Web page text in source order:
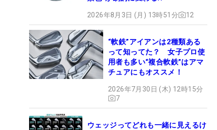
2026年8月3日 (月) 13時51分 12
“軟鉄”アイアンは2種類ある
って知ってた？ 女子プロ使
用者も多い“複合軟鉄”はアマ
チュアにもオススメ！
2026年7月30日 (木) 12時15分
7
ウェッジってどれも一緒に見えるけ